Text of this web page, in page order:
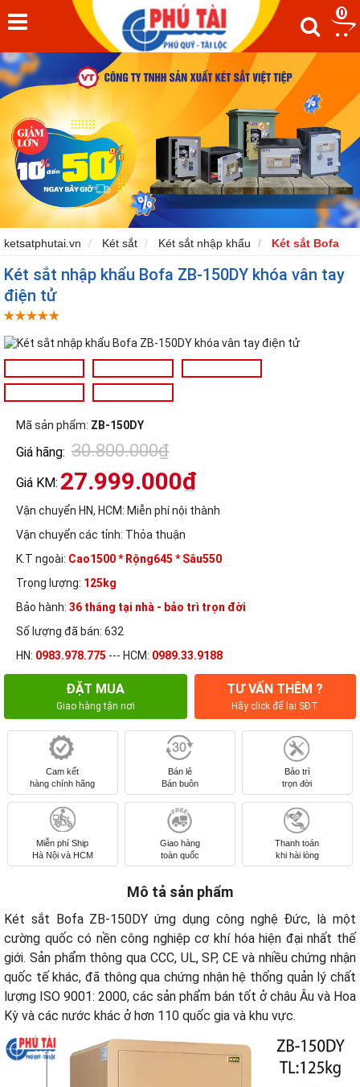
0
ketsatphutai.vn Két sắt Két sắt nhập khẩu Két sắt Bofa
Két sắt nhập khẩu Bofa ZB-150DY khóa vân tay
điện tử
Mã sản phẩm: ZB-150DY
Giá hãng: 30.800.000₫
Giá KM: 27.999.000₫
Vận chuyển HN, HCM: Miễn phí nội thành
Vận chuyển các tỉnh: Thỏa thuận
K.T ngoài: Cao1500 * Rộng645 * Sâu550
Trọng lượng: 125kg
Bảo hành: 36 tháng tại nhà - bảo trì trọn đời
Số lượng đã bán: 632
HN: 0983.978.775 --- HCM: 0989.33.9188
ĐẶT MUA
Giao hàng tận nơi
TƯ VẤN THÊM ?
Hãy click để lại SĐT
Cam kết
hàng chính hãng
Bán lẻ
Bán buôn
Bảo trì
trọn đời
Miễn phí Ship
Hà Nội và HCM
Giao hàng
toàn quốc
Thanh toán
khi hài lòng
Mô tả sản phẩm
Két sắt Bofa ZB-150DY ứng dụng công nghệ Đức, là một
cường quốc có nền công nghiệp cơ khí hóa hiện đại nhất thế
giới. Sản phẩm thông qua CCC, UL, SP, CE và nhiều chứng nhận
quốc tế khác, đã thông qua chứng nhận hệ thống quản lý chất
lượng ISO 9001: 2000, các sản phẩm bán tốt ở châu Âu và Hoa
Kỳ và các nước khác ở hơn 110 quốc gia và khu vực.
9%